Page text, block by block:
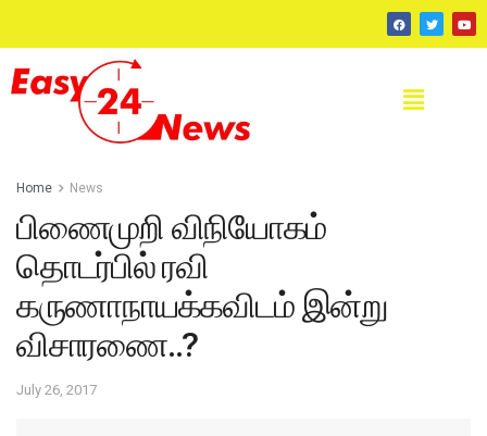
Home News
பிணைமுறி விநியோகம்
தொடர்பில் ரவி
கருணாநாயக்கவிடம் இன்று
விசாரணை..?
July 26, 2017